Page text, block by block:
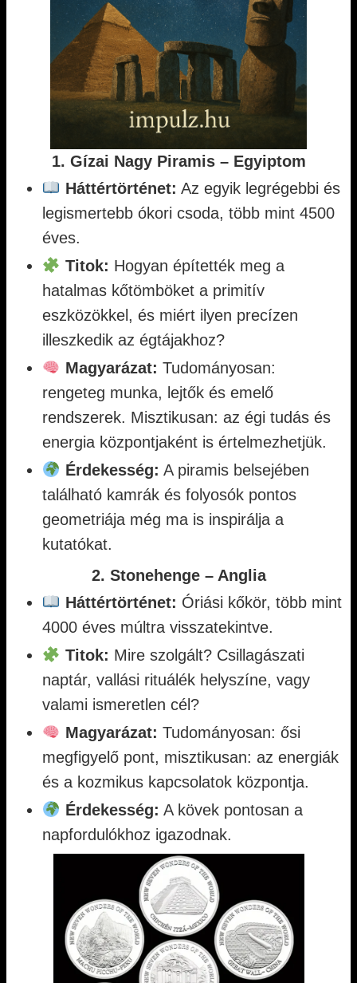
1. Gízai Nagy Piramis – Egyiptom
Háttértörténet: Az egyik legrégebbi és
legismertebb ókori csoda, több mint 4500
éves.
Titok: Hogyan építették meg a
hatalmas kőtömböket a primitív
eszközökkel, és miért ilyen precízen
illeszkedik az égtájakhoz?
Magyarázat: Tudományosan:
rengeteg munka, lejtők és emelő
rendszerek. Misztikusan: az égi tudás és
energia központjaként is értelmezhetjük.
Érdekesség: A piramis belsejében
található kamrák és folyosók pontos
geometriája még ma is inspirálja a
kutatókat.
2. Stonehenge – Anglia
Háttértörténet: Óriási kőkör, több mint
4000 éves múltra visszatekintve.
Titok: Mire szolgált? Csillagászati
naptár, vallási rituálék helyszíne, vagy
valami ismeretlen cél?
Magyarázat: Tudományosan: ősi
megfigyelő pont, misztikusan: az energiák
és a kozmikus kapcsolatok központja.
Érdekesség: A kövek pontosan a
napfordulókhoz igazodnak.